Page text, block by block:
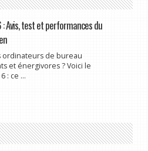
: Avis, test et performances du
ordinateurs de bureau
et énergivores ? Voici le
: ce ...